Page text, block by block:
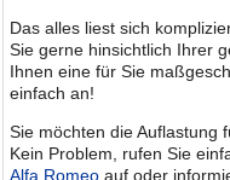
Das alles liest sich
Sie gerne hinsichtlich Ihrer
Ihnen eine für Sie
einfach an!
Sie möchten die Auflastung
Kein Problem, rufen Sie
Alfa Romeo auf oder